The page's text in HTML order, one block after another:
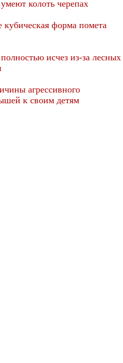
колоть черепах
форма помета
исчез из-за лесных
агрессивного
к своим детям